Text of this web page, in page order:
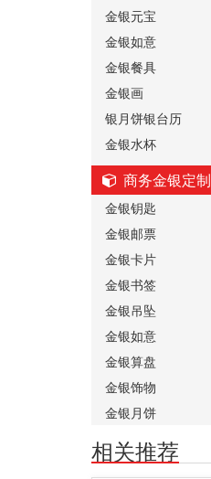
金银元宝
金银如意
金银餐具
金银画
银月饼银台历
金银水杯
商务金银定制
金银钥匙
金银邮票
金银卡片
金银书签
金银吊坠
金银如意
金银算盘
金银饰物
金银月饼
相关推荐